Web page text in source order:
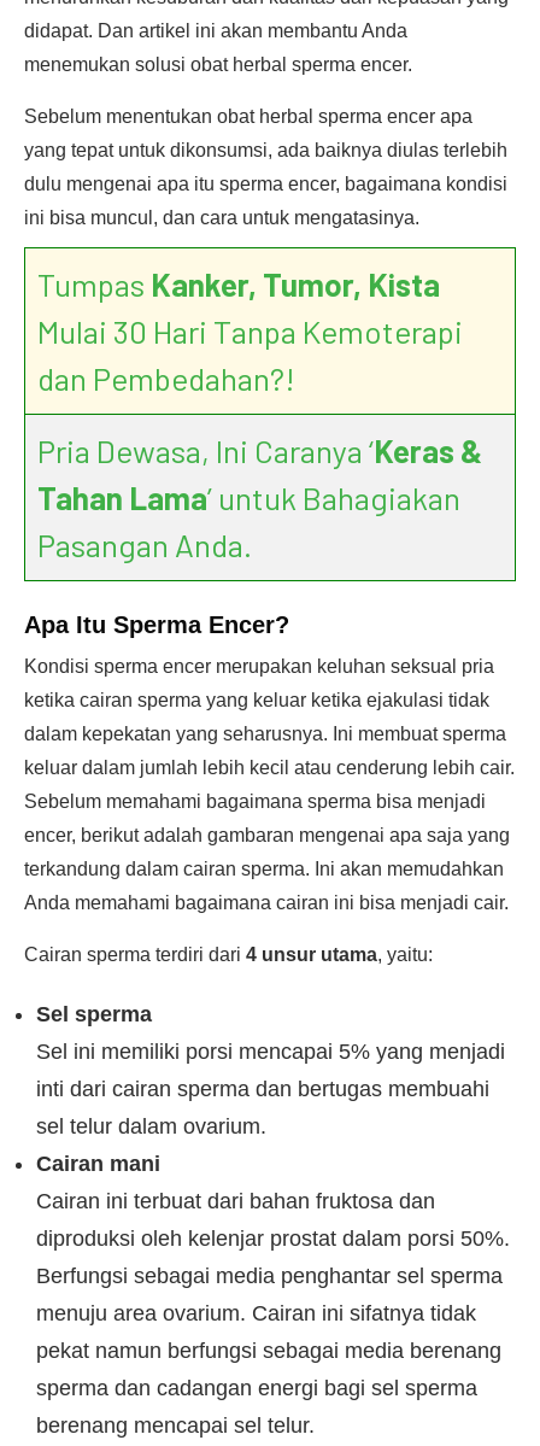
didapat. Dan artikel ini akan membantu Anda
menemukan solusi obat herbal sperma encer.
Sebelum menentukan obat herbal sperma encer apa
yang tepat untuk dikonsumsi, ada baiknya diulas terlebih
dulu mengenai apa itu sperma encer, bagaimana kondisi
ini bisa muncul, dan cara untuk mengatasinya.
Tumpas Kanker, Tumor, Kista
Mulai 30 Hari Tanpa Kemoterapi
dan Pembedahan?!
Pria Dewasa, Ini Caranya ‘Keras &
Tahan Lama’ untuk Bahagiakan
Pasangan Anda.
Apa Itu Sperma Encer?
Kondisi sperma encer merupakan keluhan seksual pria
ketika cairan sperma yang keluar ketika ejakulasi tidak
dalam kepekatan yang seharusnya. Ini membuat sperma
keluar dalam jumlah lebih kecil atau cenderung lebih cair.
Sebelum memahami bagaimana sperma bisa menjadi
encer, berikut adalah gambaran mengenai apa saja yang
terkandung dalam cairan sperma. Ini akan memudahkan
Anda memahami bagaimana cairan ini bisa menjadi cair.
Cairan sperma terdiri dari 4 unsur utama, yaitu:
Sel sperma
Sel ini memiliki porsi mencapai 5% yang menjadi
inti dari cairan sperma dan bertugas membuahi
sel telur dalam ovarium.
Cairan mani
Cairan ini terbuat dari bahan fruktosa dan
diproduksi oleh kelenjar prostat dalam porsi 50%.
Berfungsi sebagai media penghantar sel sperma
menuju area ovarium. Cairan ini sifatnya tidak
pekat namun berfungsi sebagai media berenang
sperma dan cadangan energi bagi sel sperma
berenang mencapai sel telur.